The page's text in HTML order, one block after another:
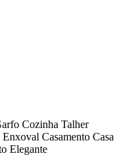
Cozinha Talher
Casamento Casa
Elegante